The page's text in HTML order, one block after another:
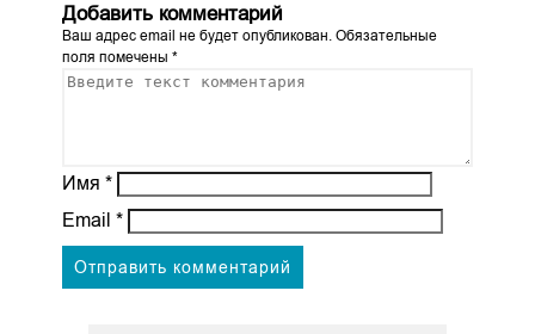
Добавить комментарий
Ваш адрес email не будет опубликован. Обязательные
поля помечены *
Имя *
Email *